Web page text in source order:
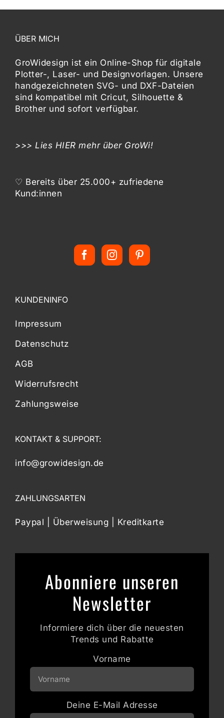
ÜBER MICH
GroWidesign ist ein Online-Shop für digitale
Plotter-, Laser- und Designvorlagen. Unsere
handgezeichneten SVG- und DXF-Dateien
sind kompatibel mit Cricut, Silhouette &
Brother und sofort verfügbar.
>>> Lies HIER mehr über GroWi!
♡ Bereits über 25.000+ zufriedene
Kund:innen
KUNDENINFO
Impressum
Datenschutz
AGB
Widerrufsrecht
Zahlungsweise
KONTAKT & SUPPORT:
info@growidesign.de
ZAHLUNGSARTEN
Paypal | Überweisung | Kreditkarte
Abonniere unseren
Newsletter
Informiere dich über die neuesten
Trends und Rabatte
Vorname
Deine E-Mail Adresse